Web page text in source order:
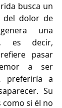
busca un
del dolor de
una
es decir,
pasar
a ser
preferiría a
Su
si él no